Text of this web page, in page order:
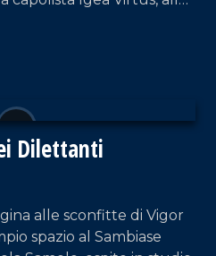
e al pari della
Dilettanti
alle sconfitte di Vigor
spazio al Sambiase